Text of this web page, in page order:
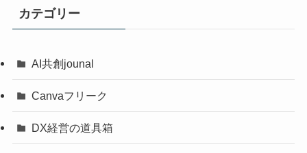
カテゴリー
AI共創jounal
Canvaフリーク
DX経営の道具箱